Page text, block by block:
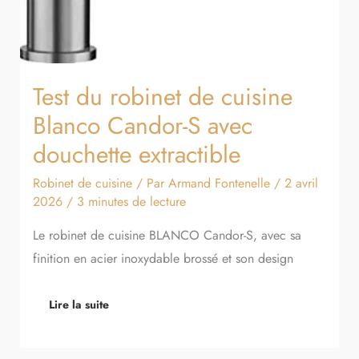
Test du robinet de cuisine
Blanco Candor-S avec
douchette extractible
Robinet de cuisine/ Par Armand Fontenelle / 2 avril
2026 / 3 minutes de lecture
Le robinet de cuisine BLANCO Candor-S, avec sa
finition en acier inoxydable brossé et son design
Lire la suite